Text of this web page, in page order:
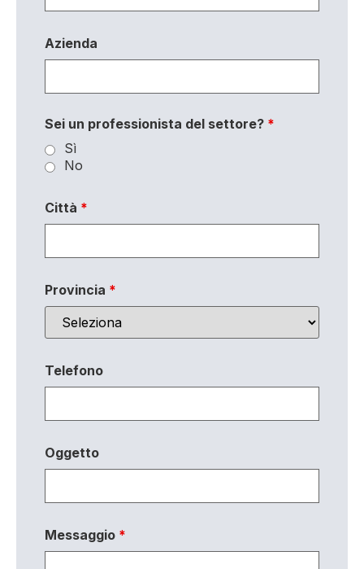
Azienda
Sei un professionista del settore? *
Sì
No
Città *
Provincia *
Telefono
Oggetto
Messaggio *